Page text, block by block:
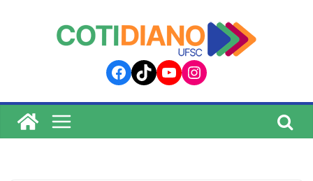
Facebook
TikTokYouTube
Instagram